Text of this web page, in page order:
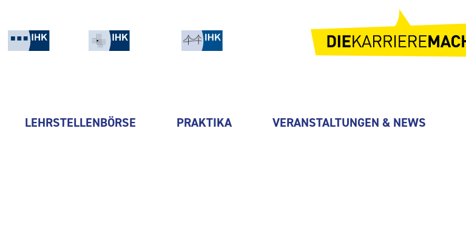
LEHRSTELLENBÖRSE PRAKTIKA VERANSTALTUNGEN & NEWS